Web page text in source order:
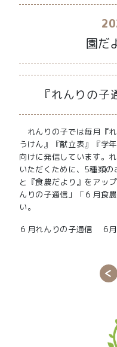
園だ
『れんりの子
れんりの子では毎月『
うけん』『献立表』『学
向けに発信しています。
いただくために、5種類の
と『食農だより』をアッ
んりの子通信」「６月食
い。
６月れんりの子通信 6